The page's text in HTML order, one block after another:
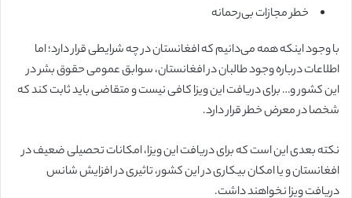
خطر مجازات بی‌رحمانه
با وجود اینکه همه می‌دانیم که افغانستان در چه شرایطی قرار دارد؛ اما
اطلاعات درباره وجود طالبان در افغانستان، سوابق عمومی حقوق بشر در
این کشور و… برای دریافت این ویزا کافی نیست و متقاضی باید ثابت کند که
شخصا در معرض خطر قرار دارد.
نکته بعدی این است که برای دریافت این ویزا، امکانات تحصیلی ضعیف در
افغانستان و یا امکان بیکاری در این کشور، تاثیری در افزایش شانس
دریافت ویزا نخواهند داشت.